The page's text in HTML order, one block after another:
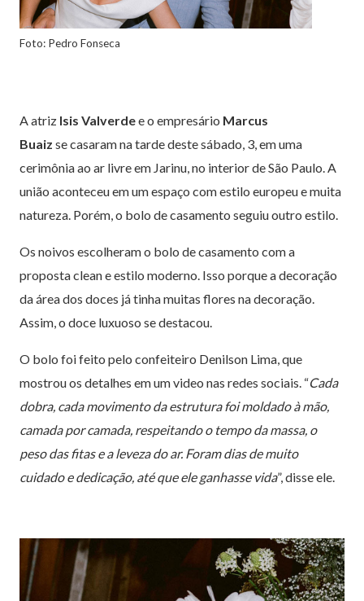
Foto: Pedro Fonseca
A atriz Isis Valverdee o empresário Marcus
Buaiz se casaram na tarde deste sábado, 3, em uma
cerimônia ao ar livre em Jarinu, no interior de São Paulo. A
união aconteceu em um espaço com estilo europeu e muita
natureza. Porém, o bolo de casamento seguiu outro estilo.
Os noivos escolheram o bolo de casamento com a
proposta clean e estilo moderno. Isso porque a decoração
da área dos doces já tinha muitas flores na decoração.
Assim, o doce luxuoso se destacou.
O bolo foi feito pelo confeiteiro Denilson Lima, que
mostrou os detalhes em um video nas redes sociais. “Cada
dobra, cada movimento da estrutura foi moldado à mão,
camada por camada, respeitando o tempo da massa, o
peso das fitas e a leveza do ar. Foram dias de muito
cuidado e dedicação, até que ele ganhasse vida”, disse ele.